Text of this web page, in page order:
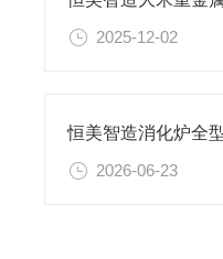
2025-12-02
2026-06-23